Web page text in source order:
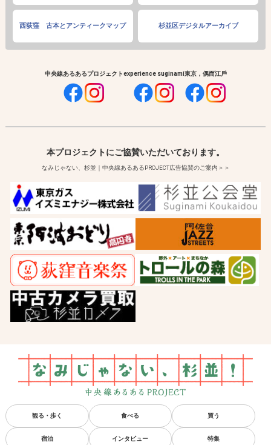
西荻窪 古本とアンティークマップ 杉並区デジタルアーカイブ
中央線あるあるプロジェクトexperience suginami東京，偶而江戶
本プロジェクトにご協賛いただいております。
なみじゃない、杉並｜中央線あるあるPROJECT広告協賛のご案内＞＞
観る・歩く 食べる 買う
宿泊 インタビュー 特集